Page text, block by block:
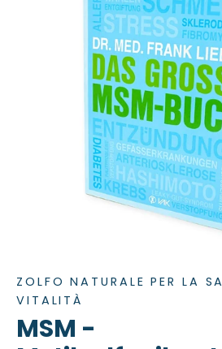
ZOLFO NATURALE PER LA
VITALITÀ
MSM -